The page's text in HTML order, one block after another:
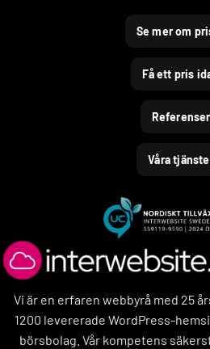
Se mer om
Få ett pris
Referenser
Våra
Vi är en erfaren webbyrå med 25
1200 levererade WordPress-
börsbolag. Vår kompetens